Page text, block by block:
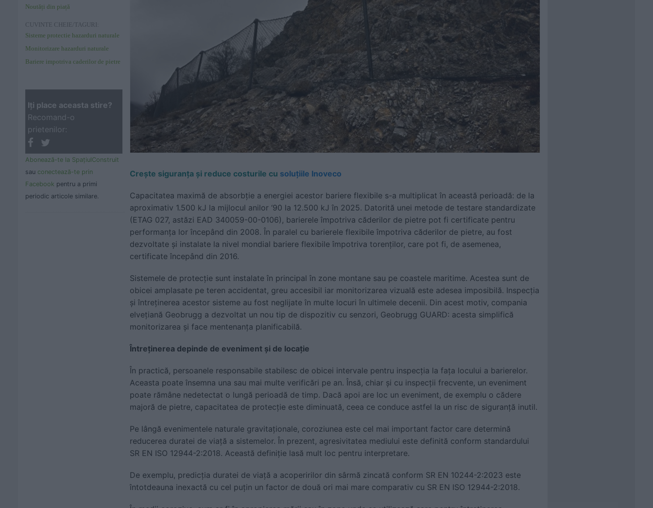
Noutăți din piață
CUVINTE CHEIE/TAGURI:
Sisteme protectie hazarduri naturale
Monitorizare hazarduri naturale
Bariere impotriva caderilor de pietre
Iţi place aceasta stire?
Recomand-o
prietenilor:
Abonează-te la SpaţiulConstruit
sau conectează-te prin
Facebook pentru a primi
periodic articole similare.
Crește siguranța și reduce costurile cu soluțiile Inoveco
Capacitatea maximă de absorbție a energiei acestor bariere flexibile s-a multiplicat în această perioadă: de la
aproximativ 1.500 kJ la mijlocul anilor ‘90 la 12.500 kJ în 2025. Datorită unei metode de testare standardizate
(ETAG 027, astăzi EAD 340059-00-0106), barierele împotriva căderilor de pietre pot fi certificate pentru
performanța lor începând din 2008. În paralel cu barierele flexibile împotriva căderilor de pietre, au fost
dezvoltate și instalate la nivel mondial bariere flexibile împotriva torenților, care pot fi, de asemenea,
certificate începând din 2016.
Sistemele de protecție sunt instalate în principal în zone montane sau pe coastele maritime. Acestea sunt de
obicei amplasate pe teren accidentat, greu accesibil iar monitorizarea vizuală este adesea imposibilă. Inspecția
și întreținerea acestor sisteme au fost neglijate în multe locuri în ultimele decenii. Din acest motiv, compania
elvețiană Geobrugg a dezvoltat un nou tip de dispozitiv cu senzori, Geobrugg GUARD: acesta simplifică
monitorizarea și face mentenanța planificabilă.
Întreținerea depinde de eveniment și de locație
În practică, persoanele responsabile stabilesc de obicei intervale pentru inspecția la fața locului a barierelor.
Aceasta poate însemna una sau mai multe verificări pe an. Însă, chiar și cu inspecții frecvente, un eveniment
poate rămâne nedetectat o lungă perioadă de timp. Dacă apoi are loc un eveniment, de exemplu o cădere
majoră de pietre, capacitatea de protecție este diminuată, ceea ce conduce astfel la un risc de siguranță inutil.
Pe lângă evenimentele naturale gravitaționale, coroziunea este cel mai important factor care determină
reducerea duratei de viață a sistemelor. În prezent, agresivitatea mediului este definită conform standardului
SR EN ISO 12944-2:2018. Această definiție lasă mult loc pentru interpretare.
De exemplu, predicția duratei de viață a acoperirilor din sârmă zincată conform SR EN 10244-2:2023 este
întotdeauna inexactă cu cel puțin un factor de două ori mai mare comparativ cu SR EN ISO 12944-2:2018.